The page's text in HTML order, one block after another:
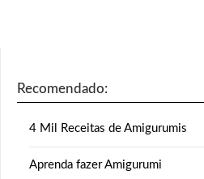
Recomendado:
4 Mil Receitas de Amigurumis
Aprenda fazer Amigurumi